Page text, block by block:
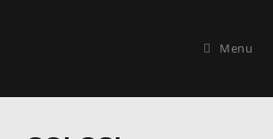
Menu